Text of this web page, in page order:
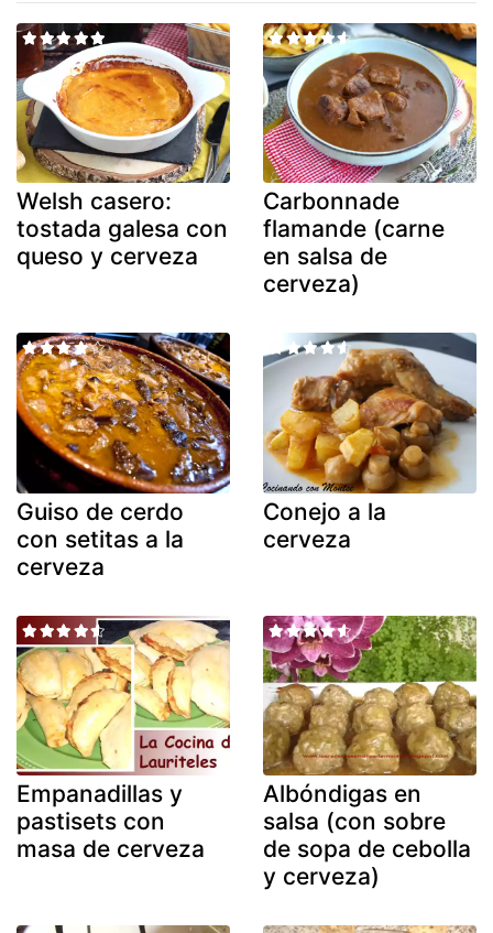
Welsh casero:
tostada galesa con
queso y cerveza
Carbonnade
flamande (carne
en salsa de
cerveza)
Guiso de cerdo
con setitas a la
cerveza
Conejo a la
cerveza
Empanadillas y
pastisets con
masa de cerveza
Albóndigas en
salsa (con sobre
de sopa de cebolla
y cerveza)